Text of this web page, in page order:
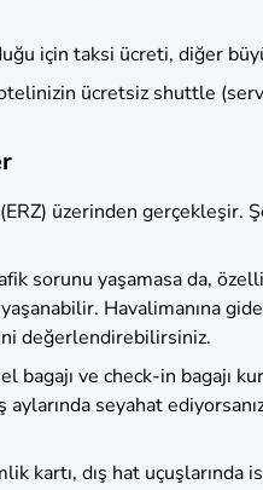
için taksi ücreti, diğer
ücretsiz shuttle
üzerinden
sorunu yaşamasa da,
Havalimanına
değerlendirebilirsiniz.
ve check-in bagajı
seyahat
kartı, dış hat